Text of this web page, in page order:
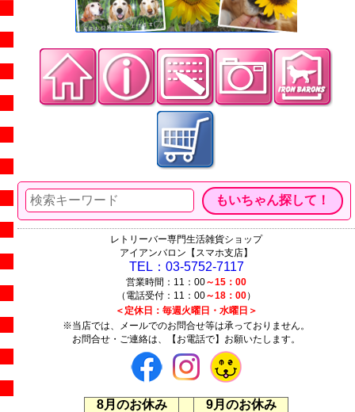
レトリーバー専門生活雑貨ショップ
アイアンバロン【スマホ支店】
TEL：03-5752-7117
営業時間：11：00～15：00
（電話受付：11：00～18：00）
＜定休日：毎週火曜日・水曜日＞
※当店では、メールでのお問合せ等は承っておりません。
お問合せ・ご連絡は、【お電話で】お願いたします。
8月のお休み 9月のお休み